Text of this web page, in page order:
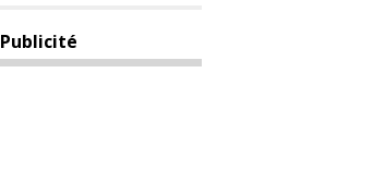
Publicité